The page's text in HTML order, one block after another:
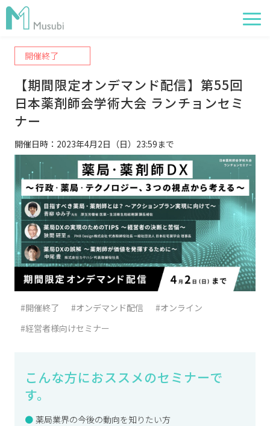
電子薬歴
服薬フォロー
経営管理
AI在庫管理
事例
サポート・価格
お役立ち情報
イベント
開催終了
【期間限定オンデマンド配信】第55回
日本薬剤師会学術大会 ランチョンセミ
ナー
開催日時：2023年4月2日（日）23:59まで
#開催終了 #オンデマンド配信
#オンライン
#経営者様向けセミナー
こんな方におススメのセミナーで
す。
薬局業界の今後の動向を知りたい方